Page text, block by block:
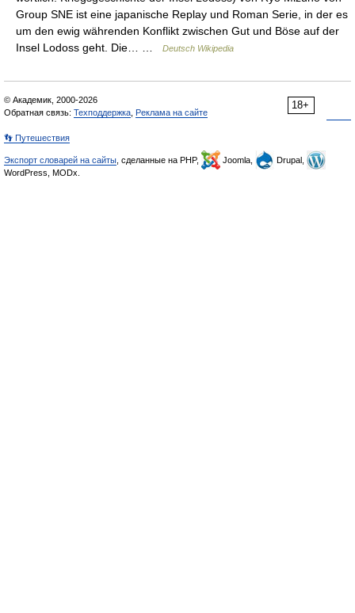
Group SNE ist eine japanische Replay und Roman Serie, in der es
um den ewig währenden Konflikt zwischen Gut und Böse auf der
Insel Lodoss geht. Die… …
Deutsch Wikipedia
18+
© Академик, 2000-2026
Обратная связь: Техподдержка Реклама на сайте
👣 Путешествия
Экспорт словарей на сайты , сделанные на PHP, Joomla,
Drupal,
WordPress, MODx.